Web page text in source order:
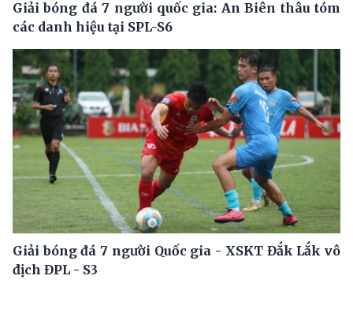
Giải bóng đá 7 người quốc gia: An Biên thâu tóm
các danh hiệu tại SPL-S6
Giải bóng đá 7 người Quốc gia - XSKT Đắk Lắk vô
địch ĐPL - S3